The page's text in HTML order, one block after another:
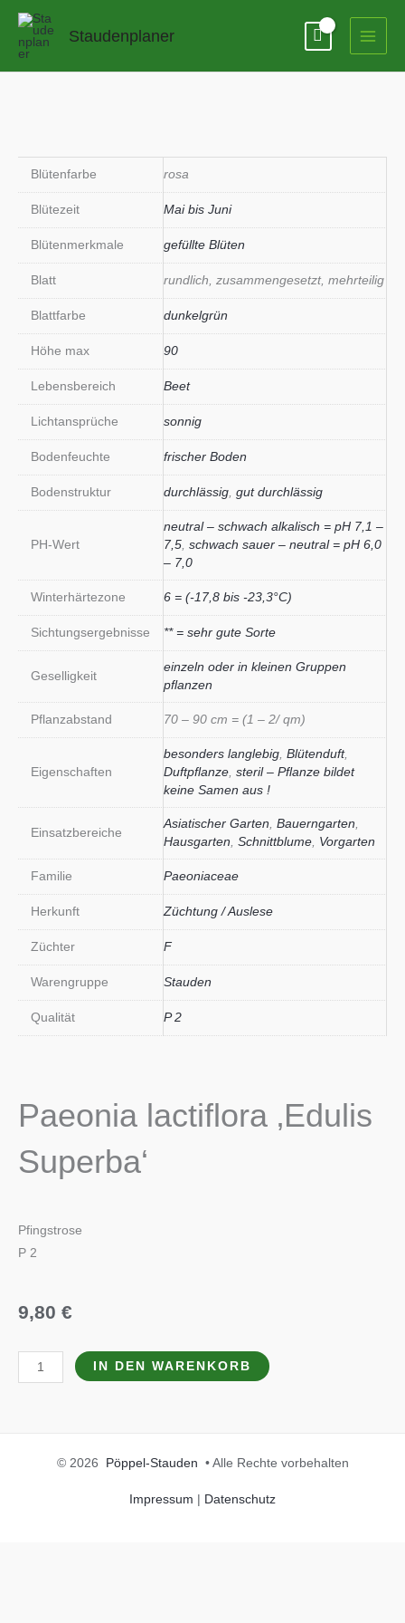
Zum
springen
Staudenplaner
Blütenfarbe rosa
Blütezeit Mai bis Juni
Blütenmerkmale gefüllte Blüten
Blatt rundlich, zusammengesetzt, mehrteilig
Blattfarbe dunkelgrün
Höhe max 90
Lebensbereich Beet
Lichtansprüche sonnig
Bodenfeuchte frischer Boden
Bodenstruktur durchlässig gut durchlässig
PH-Wert
neutral – schwach alkalisch = pH 7,1 –
7,5 schwach sauer – neutral = pH 6,0
– 7,0
Winterhärtezone 6 = (-17,8 bis -23,3°C)
Sichtungsergebnisse ** = sehr gute Sorte
Geselligkeit
einzeln oder in kleinen Gruppen
pflanzen
Pflanzabstand 70 – 90 cm = (1 – 2/ qm)
Eigenschaften
besonders langlebig Blütenduft,
Duftpflanze steril – Pflanze bildet
keine Samen aus !
Einsatzbereiche
Asiatischer Garten Bauerngarten
Hausgarten Schnittblume Vorgarten
Familie Paeoniaceae
Herkunft Züchtung / Auslese
Züchter F
Warengruppe Stauden
Qualität P 2
Paeonia lactiflora ‚Edulis
Superba‘
Pfingstrose
P 2
9,80 €
Paeonia
lactiflora
IN DEN WARENKORB
© 2026 Pöppel-Stauden • Alle Rechte vorbehalten
Impressum | Datenschutz